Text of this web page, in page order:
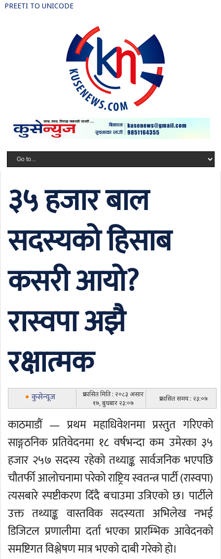
PREETI TO UNICODE
३५ हजार बाल
सदस्यको हिसाब
कसरी आयो?
रास्वपा अझै
रक्षात्मक
कुसेन्यूज
प्रकासित मिति : २०८३ असार
१७, बुधबार २३:०७
प्रकासित समय : २३:०७
काठमाडौं — प्रथम महाधिवेशनमा प्रस्तुत गरिएको
साङ्गठनिक प्रतिवेदनमा १८ वर्षभन्दा कम उमेरका ३५
हजार २५७ सदस्य रहेको तथ्याङ्क सार्वजनिक भएपछि
चौतर्फी आलोचनामा परेको राष्ट्रिय स्वतन्त्र पार्टी (रास्वपा)
त्यसबारे स्पष्टीकरण दिँदै बचाउमा उत्रिएको छ। पार्टीले
उक्त तथ्याङ्क वास्तविक सदस्यता अभिलेख नभई
डिजिटल प्रणालीमा दर्ता भएका प्रारम्भिक आवेदनको
समष्टिगत विश्लेषण मात्र भएको दाबी गरेको हो।